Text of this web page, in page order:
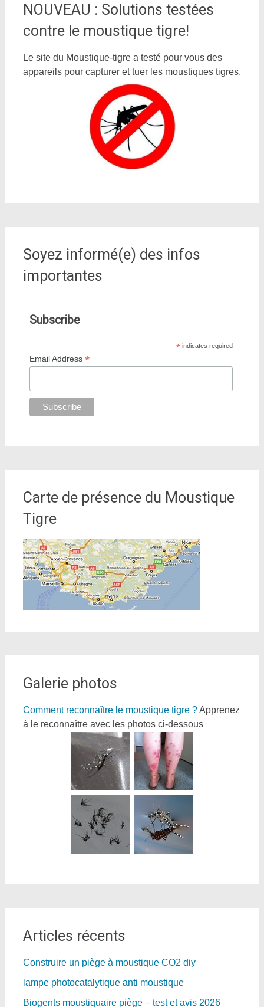
NOUVEAU : Solutions testées
contre le moustique tigre!
Le site du Moustique-tigre a testé pour vous des
appareils pour capturer et tuer les moustiques tigres.
Soyez informé(e) des infos
importantes
Subscribe
*indicates required
Email Address*
Carte de présence du Moustique
Tigre
Galerie photos
Comment reconnaître le moustique tigre ?Apprenez
à le reconnaître avec les photos ci-dessous
Articles récents
Construire un piège à moustique CO2 diy
lampe photocatalytique anti moustique
Biogents moustiquaire piège – test et avis 2026